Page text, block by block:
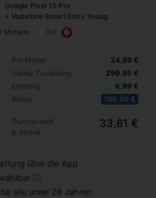
Google Pixel 10 Pro
+ Vodafone Smart Entry Young
Monate
Pro Monat
Handy Zuzahlung
Einmalig
Bonus
24,99 €
299,95 €
6,99 €
100,00 €
Durchschnitt
p. Monat
33,61 €
über die App
ⓘ
alle unter 28 Jahren